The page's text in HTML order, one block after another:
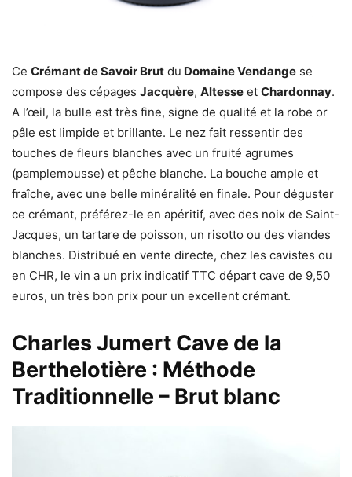
Ce Crémant de Savoir Brut du Domaine Vendange se
compose des cépages Jacquère, Altesse et Chardonnay.
A l’œil, la bulle est très fine, signe de qualité et la robe or
pâle est limpide et brillante. Le nez fait ressentir des
touches de fleurs blanches avec un fruité agrumes
(pamplemousse) et pêche blanche. La bouche ample et
fraîche, avec une belle minéralité en finale. Pour déguster
ce crémant, préférez-le en apéritif, avec des noix de Saint-
Jacques, un tartare de poisson, un risotto ou des viandes
blanches. Distribué en vente directe, chez les cavistes ou
en CHR, le vin a un prix indicatif TTC départ cave de 9,50
euros, un très bon prix pour un excellent crémant.
Charles Jumert Cave de la
Berthelotière : Méthode
Traditionnelle – Brut blanc